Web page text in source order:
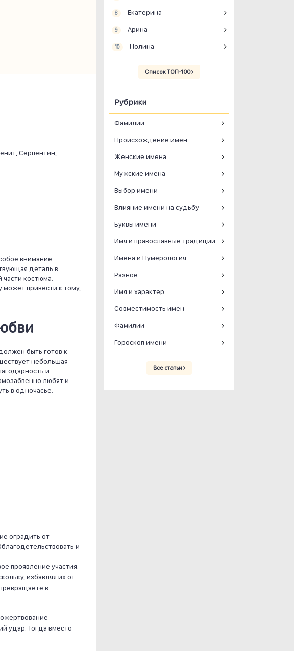
Серпентин,
внимание
деталь в
костюма.
может привести к тому,
быть готов к
небольшая
и
любят и
в одночасье.
оградить от
и
проявление участия.
избавляя их от
в
удар. Тогда вместо
8 Екатерина
9 Арина
10 Полина
Список ТОП-100
Рубрики
Фамилии
Происхождение имен
Женские имена
Мужские имена
Выбор имени
Влияние имени на судьбу
Буквы имени
Имя и православные традиции
Имена и Нумерология
Разное
Имя и характер
Совместимость имен
Фамилии
Гороскоп имени
Все статьи